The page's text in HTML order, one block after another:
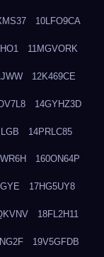
10LFO9CA
11MGVORK
12K469CE
14GYHZ3D
14PRLC85
160ON64P
17HG5UY8
18FL2H11
19V5GFDB